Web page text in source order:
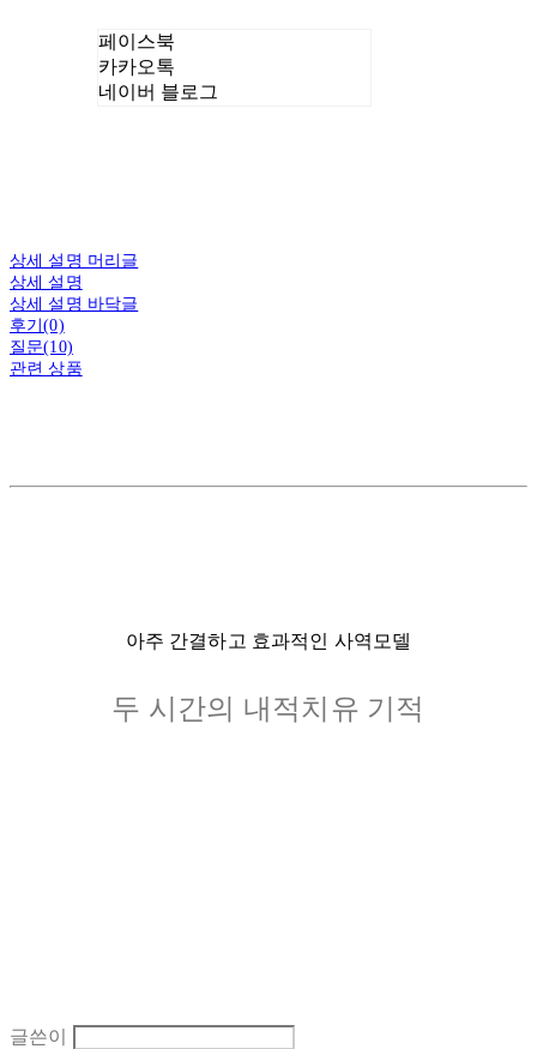
페이스북
카카오톡
네이버 블로그
상세 설명 머리글
상세 설명
상세 설명 바닥글
후기(0)
질문(10)
관련 상품
아주 간결하고 효과적인 사역모델
두 시간의 내적치유 기적
글쓴이